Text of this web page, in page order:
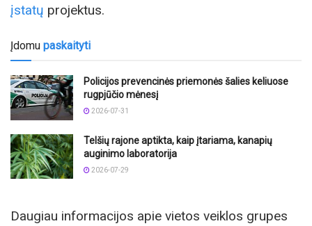
įstatų projektus.
Įdomu paskaityti
Policijos prevencinės priemonės šalies keliuose
rugpjūčio mėnesį
2026-07-31
Telšių rajone aptikta, kaip įtariama, kanapių
auginimo laboratorija
2026-07-29
Daugiau informacijos apie vietos veiklos grupes